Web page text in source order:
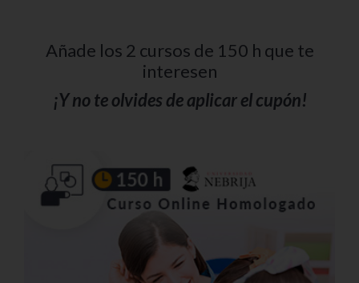
Añade los 2 cursos de 150 h que te
interesen
¡Y no te olvides de aplicar el cupón!